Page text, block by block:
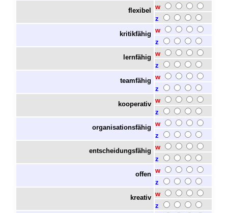
flexibel
w
z
kritikfähig w
z
lernfähig w
z
teamfähig w
z
kooperativ w
z
organisationsfähig w
z
entscheidungsfähig w
z
offen w
z
kreativ w
z